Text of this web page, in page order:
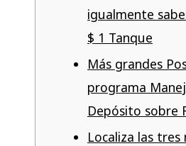
igualmente
$ 1 Tanque
Más grandes
programa
Depósito sobre
Localiza las tres